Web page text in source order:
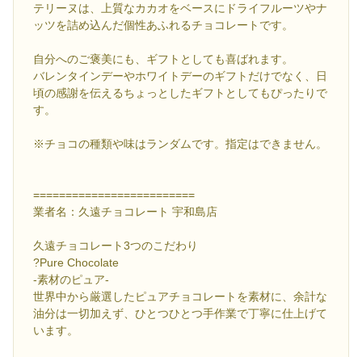
テリーヌは、上質なカカオをベースにドライフルーツやナ
ッツを詰め込んだ個性あふれるチョコレートです。
自分へのご褒美にも、ギフトとしても喜ばれます。
バレンタインデーやホワイトデーのギフトだけでなく、日
頃の感謝を伝えるちょっとしたギフトとしてもぴったりで
す。
※チョコの種類や味はランダムです。指定はできません。
=========================
業者名：久遠チョコレート 宇和島店
久遠チョコレート3つのこだわり
?Pure Chocolate
-素材のピュア-
世界中から厳選したピュアチョコレートを素材に、余計な
油分は一切加えず、ひとつひとつ手作業で丁寧に仕上げて
います。